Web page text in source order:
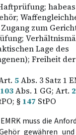
zum
Lage des
Freiheit
5Abs. 3 Satz 1
103Abs. 1 GG; Art. 2
§ 147 StPO
muss die
gewähren